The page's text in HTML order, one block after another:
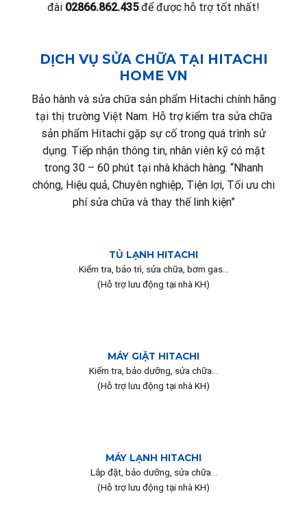
đài 02866.862.435để được hỗ trợ tốt nhất!
DỊCH VỤ SỬA CHỮA TẠI HITACHI
HOME VN
Bảo hành và sửa chữa sản phẩm Hitachi chính hãng
tại thị trường Việt Nam. Hỗ trợ kiểm tra sửa chữa
sản phẩm Hitachi gặp sự cố trong quá trình sử
dụng. Tiếp nhận thông tin, nhân viên kỹ có mặt
trong 30 – 60 phút tại nhà khách hàng. “Nhanh
chóng, Hiệu quả, Chuyên nghiệp, Tiện lợi, Tối ưu chi
phí sửa chữa và thay thế linh kiện”
TỦ LẠNH HITACHI
Kiểm tra, bảo trì, sửa chữa, bơm gas…
(Hỗ trợ lưu động tại nhà KH)
MÁY GIẶT HITACHI
Kiểm tra, bảo dưỡng, sửa chữa…
(Hỗ trợ lưu động tại nhà KH)
MÁY LẠNH HITACHI
Lắp đặt, bảo dưỡng, sửa chữa…
(Hỗ trợ lưu động tại nhà KH)